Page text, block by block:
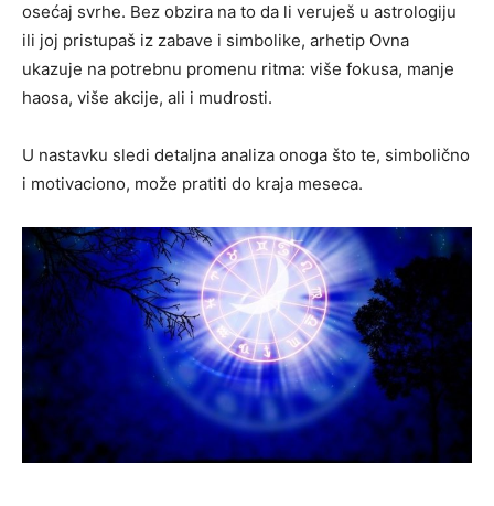
osećaj svrhe. Bez obzira na to da li veruješ u astrologiju
ili joj pristupaš iz zabave i simbolike, arhetip Ovna
ukazuje na potrebnu promenu ritma: više fokusa, manje
haosa, više akcije, ali i mudrosti.
U nastavku sledi detaljna analiza onoga što te, simbolično
i motivaciono, može pratiti do kraja meseca.